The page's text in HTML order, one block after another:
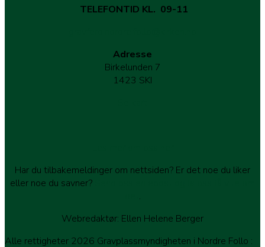
TELEFONTID KL. 09-11
Adresse
Birkelunden 7
1423 SKI
Har du tilbakemeldinger om nettsiden? Er det noe du liker
eller noe du savner?
.
Webredaktør: Ellen Helene Berger
Alle rettigheter 2026 Gravplassmyndigheten i Nordre Follo :